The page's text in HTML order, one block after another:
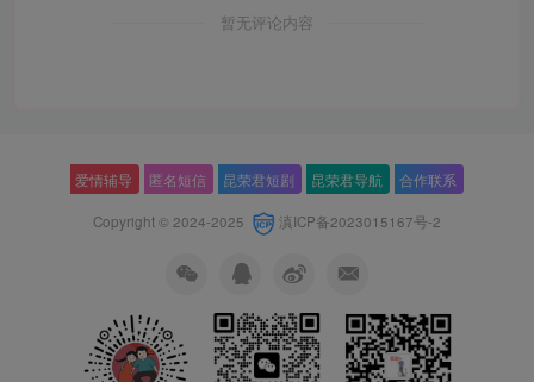
暂无评论内容
爱情辅导 匿名短信 昆荣君短剧 昆荣君导航 合作联系
Copyright © 2024-2025 滇ICP备2023015167号-2